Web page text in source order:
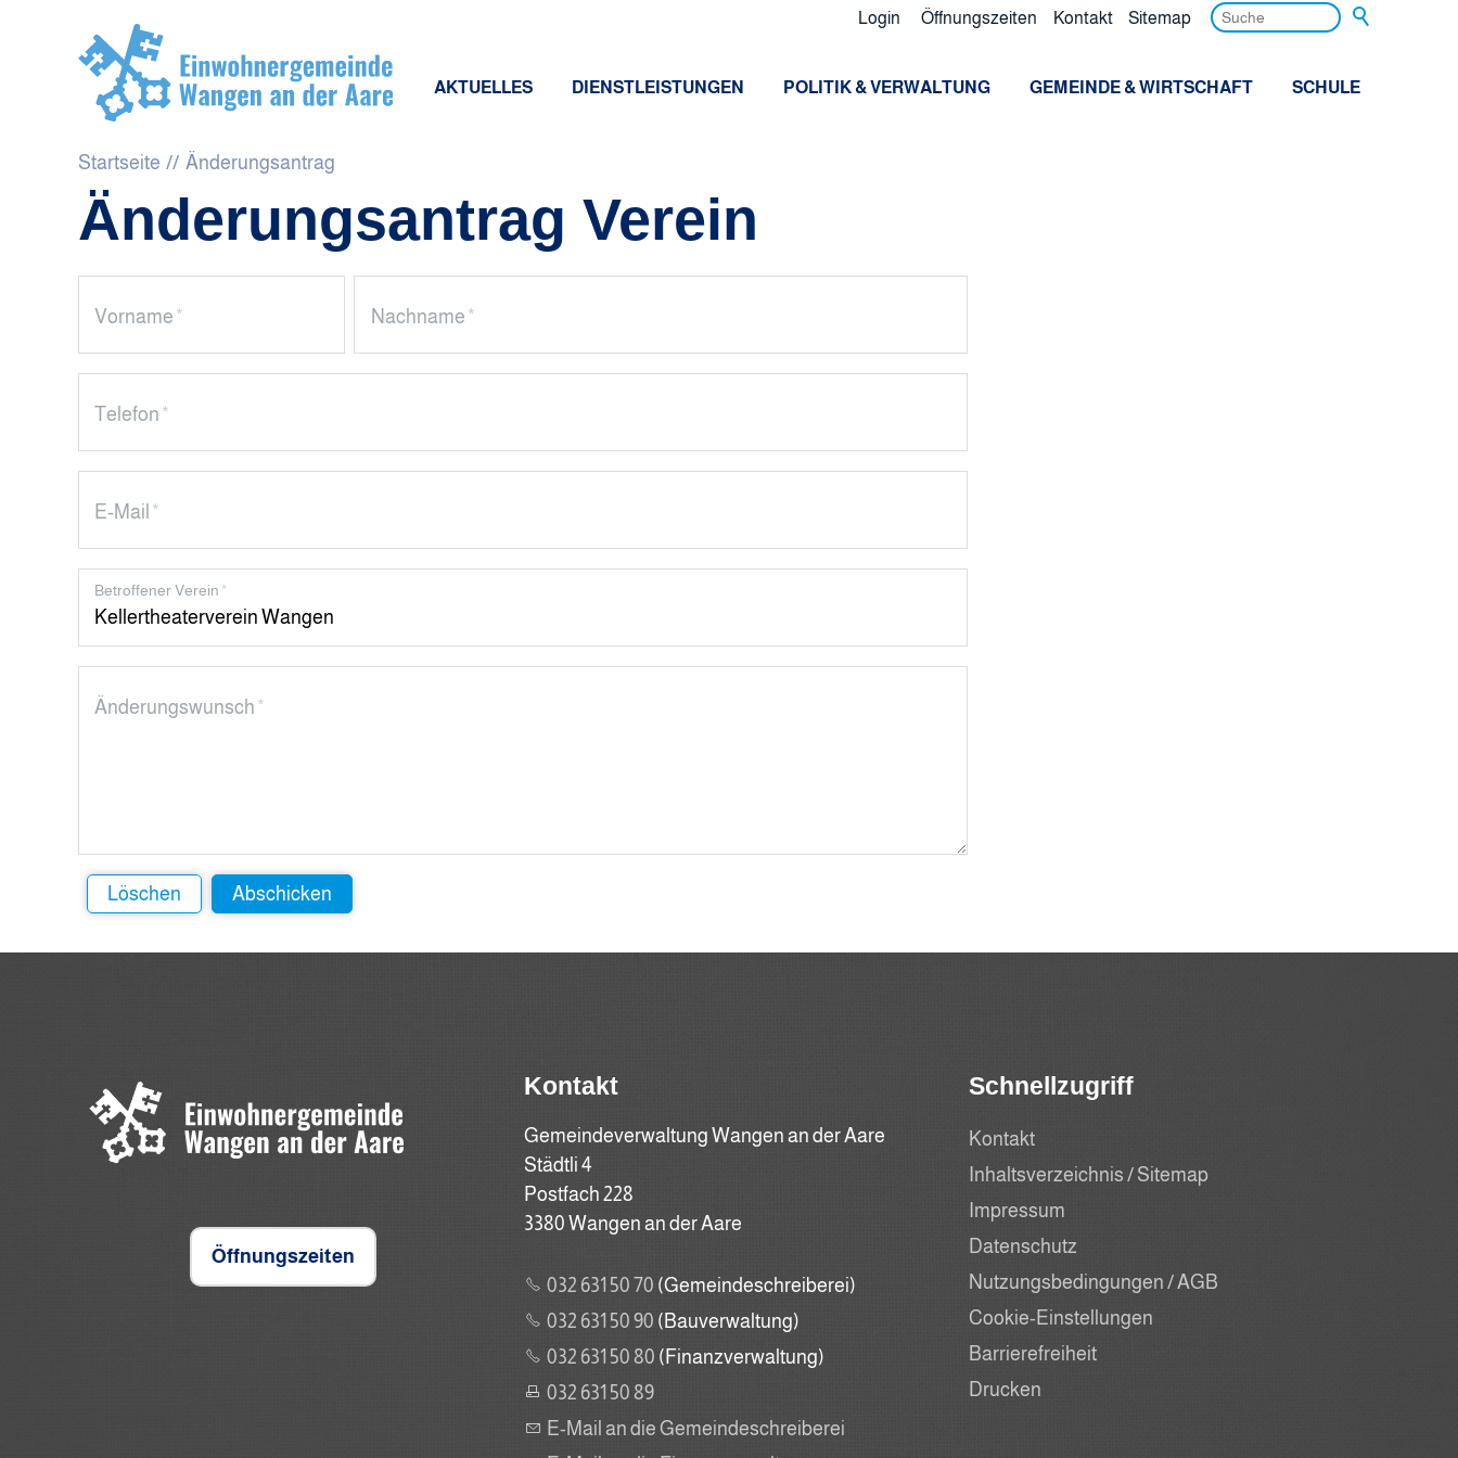
Öffnungszeiten Kontakt Sitemap
Login
AKTUELLES DIENSTLEISTUNGEN POLITIK & VERWALTUNG GEMEINDE & WIRTSCHAFT SCHULE
Startseite Änderungsantrag
Änderungsantrag Verein
Vorname * Nachname *
Telefon *
E-Mail *
Betroffener Verein *
Änderungswunsch *
Löschen Abschicken
Öffnungszeiten
Kontakt
Gemeindeverwaltung Wangen an der Aare
Städtli 4
Postfach 228
3380 Wangen an der Aare
032 631 50 70 (Gemeindeschreiberei)
032 631 50 90 (Bauverwaltung)
032 631 50 80 (Finanzverwaltung)
032 631 50 89
E-Mail an die Gemeindeschreiberei
Schnellzugriff
Kontakt
Inhaltsverzeichnis / Sitemap
Impressum
Datenschutz
Nutzungsbedingungen / AGB
Cookie-Einstellungen
Barrierefreiheit
Drucken